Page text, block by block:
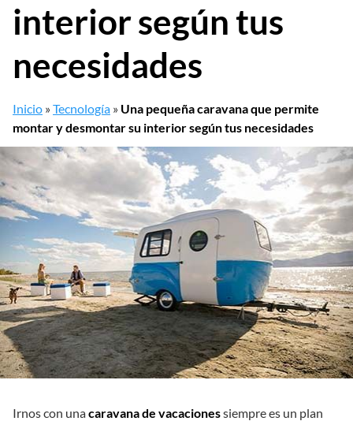
interior según tus
necesidades
Inicio »Tecnología » Una pequeña caravana que permite
montar y desmontar su interior según tus necesidades
Irnos con unacaravana de vacacionessiempre es un plan